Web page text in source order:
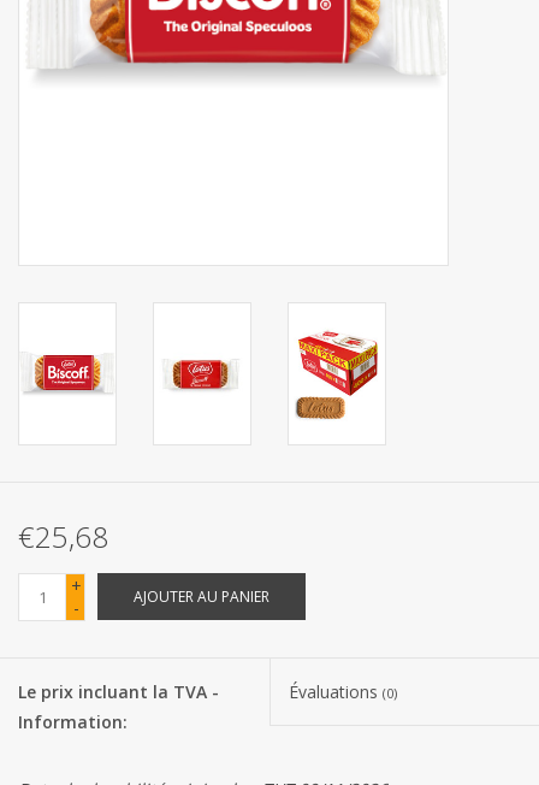
Bonbons pour la bonbonnière
Rouleaux de caisse thermiques
Produits Covid-19
Confiserie Saint-Nicolas
Bonbons de carnaval
€25,68
+
-
AJOUTER AU PANIER
Le prix incluant la TVA -
Information:
Évaluations (0)